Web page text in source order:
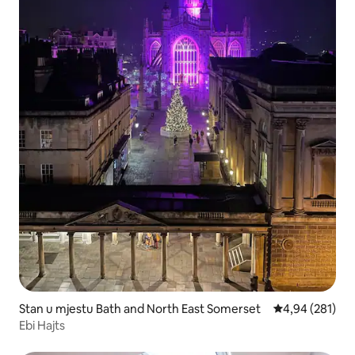
Stan u mjestu Bath and North East Somerset prosječna
4,94 (281)
Ebi Hajts